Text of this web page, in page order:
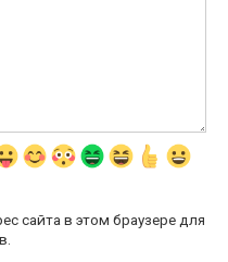
сайта в этом браузере для